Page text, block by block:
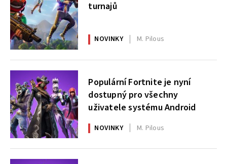
turnajů
NOVINKY M. Pilous
Populární Fortnite je nyní
dostupný pro všechny
uživatele systému Android
NOVINKY M. Pilous